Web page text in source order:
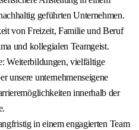
geführten Unternehmen.
von Freizeit, Familie und Beruf
und kollegialen Teamgeist.
Weiterbildungen, vielfältige
unsere unternehmenseigene
innerhalb der
in einem engagierten Team